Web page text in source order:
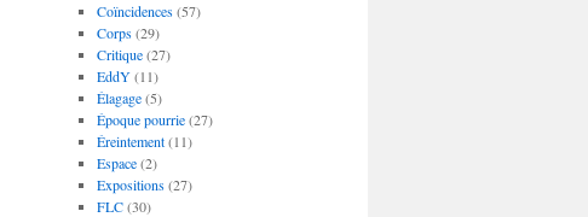
Coïncidences(57)
Corps(29)
Critique(27)
EddY(11)
Élagage(5)
Époque pourrie(27)
Éreintement(11)
Espace(2)
Expositions(27)
FLC(30)